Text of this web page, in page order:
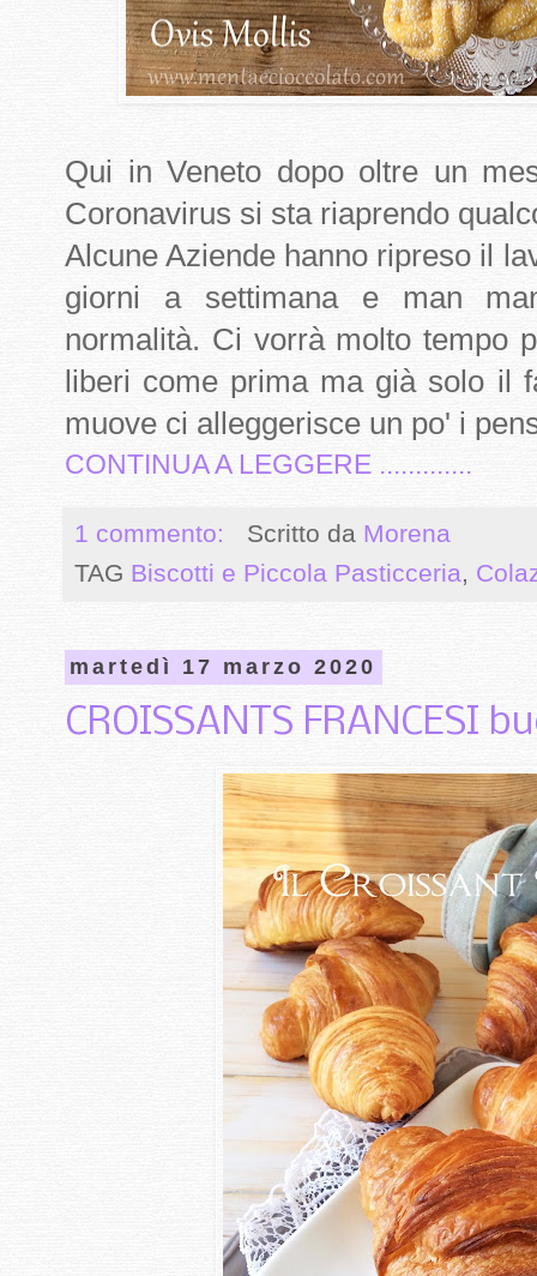
Qui in Veneto dopo oltre un
Coronavirus si sta riaprendo
Alcune Aziende hanno ripreso il
giorni a settimana e man
normalità. Ci vorrà molto tempo
liberi come prima ma già solo il
muove ci alleggerisce un po' i
CONTINUA A LEGGERE .............
1 commento: Scritto da Morena
TAG Biscotti e Piccola Pasticceria,
martedì 17 marzo 2020
CROISSANTS FRANCESI